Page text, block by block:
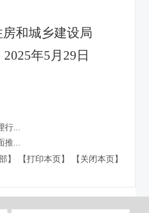
房和城乡建设局
5月29日
行...
推...
】
【打印本页】 【关闭本页】